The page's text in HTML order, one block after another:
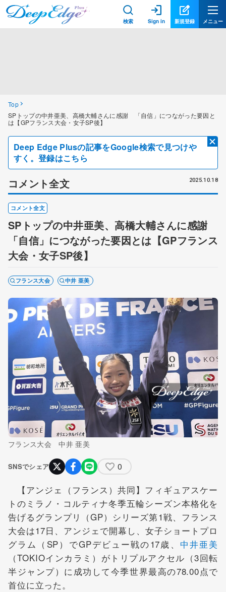
検索 Sign in 新規登録 メニュー
Top
SPトップの中井亜美、高橋大輔さんに感謝 「自信」につながった要因と
は【GPフランス大会・女子SP後】
Deep Edge Plusの記事をGoogle検索で見つけや
すく。登録はこちら
コメント全文 2025.10.18
コメント全文
SPトップの中井亜美、高橋大輔さんに感謝
「自信」につながった要因とは【GPフランス
大会・女子SP後】
フランス大会 中井 亜美
フランス大会 中井 亜美
SNSでシェア 0
【アンジェ（フランス）共同】フィギュアスケー
トのミラノ・コルティナ冬季五輪シーズン本格化を
告げるグランプリ（GP）シリーズ第1戦、フランス
大会は17日、アンジェで開幕し、女子ショートプロ
グラム（SP）でGPデビュー戦の17歳、 中井亜美
（TOKIOインカラミ）がトリプルアクセル（3回転
半ジャンプ）に成功して今季世界最高の78.00点で
首位に立った。